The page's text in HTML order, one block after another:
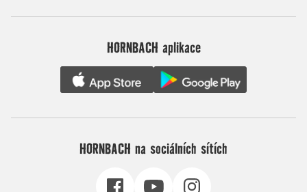
HORNBACH aplikace
HORNBACH na sociálních sítích